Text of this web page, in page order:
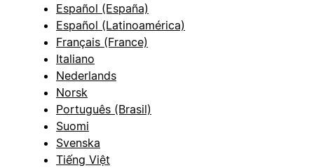
Español (España)
Español (Latinoamérica)
Français (France)
Italiano
Nederlands
Norsk
Português (Brasil)
Suomi
Svenska
Tiếng Việt